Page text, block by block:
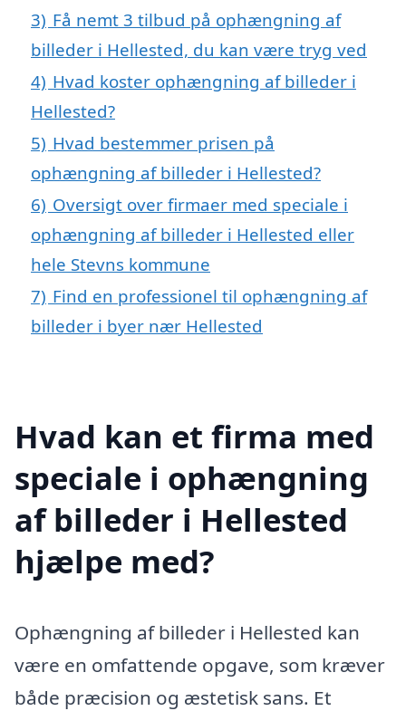
3) Få nemt 3 tilbud på ophængning af
billeder i Hellested, du kan være tryg ved
4) Hvad koster ophængning af billeder i
Hellested?
5) Hvad bestemmer prisen på
ophængning af billeder i Hellested?
6) Oversigt over firmaer med speciale i
ophængning af billeder i Hellested eller
hele Stevns kommune
7) Find en professionel til ophængning af
billeder i byer nær Hellested
Hvad kan et firma med
speciale i ophængning
af billeder i Hellested
hjælpe med?
Ophængning af billeder i Hellested kan
være en omfattende opgave, som kræver
både præcision og æstetisk sans. Et